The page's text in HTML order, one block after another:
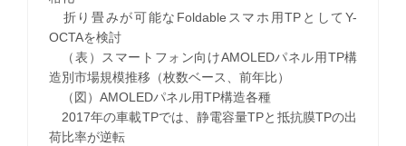
折り畳みが可能なFoldableスマホ用TPとしてY-
OCTAを検討
（表）スマートフォン向けAMOLEDパネル用TP構
造別市場規模推移（枚数ベース、前年比）
（図）AMOLEDパネル用TP構造各種
2017年の車載TPでは、静電容量TPと抵抗膜TPの出
荷比率が逆転